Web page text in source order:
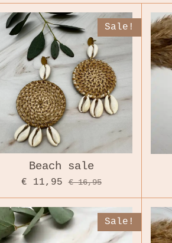
Sale!
Beach sale
€ 11,95 € 16,95
Sale!